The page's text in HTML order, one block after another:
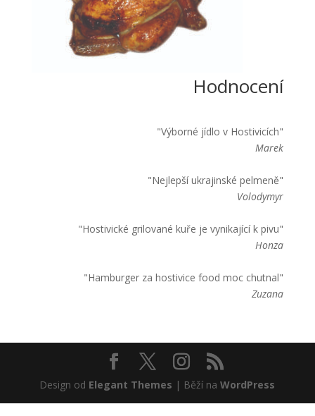
Hodnocení
"Výborné jídlo v Hostivicích"
Marek
"Nejlepší ukrajinské pelmeně"
Volodymyr
"Hostivické grilované kuře je vynikající k pivu"
Honza
"Hamburger za hostivice food moc chutnal"
Zuzana
Design od Elegant Themes | Běží naWordPress